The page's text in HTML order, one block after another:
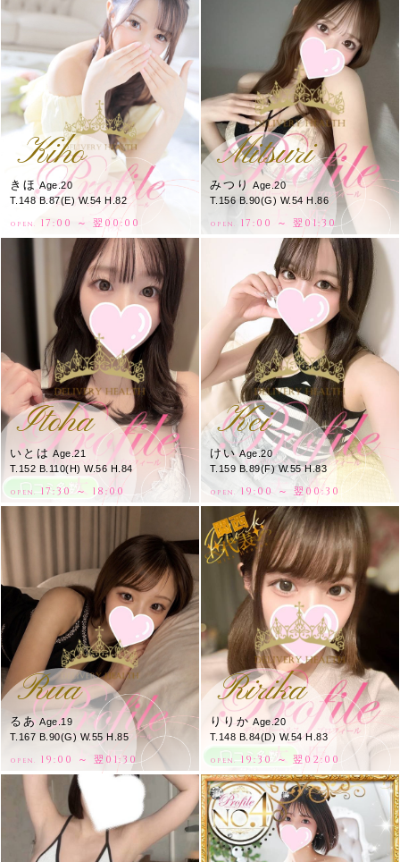
Kiho
きほ Age.20
T.148 B.87(E) W.54 H.82
OPEN. 17:00 ～ 翌00:00
Mitsuri
みつりAge.20
T.156 B.90(G) W.54 H.86
OPEN. 17:00 ～ 翌01:30
Itoha
いとは Age.21
T.152 B.110(H) W.56 H.84
OPEN. 17:30 ～ 18:00
Kei
けいAge.20
T.159 B.89(F) W.55 H.83
OPEN. 19:00 ～ 翌00:30
Rua
るあ Age.19
T.167 B.90(G) W.55 H.85
OPEN. 19:00 ～ 翌01:30
Ririka
りりかAge.20
T.148 B.84(D) W.54 H.83
OPEN. 19:30 ～ 翌02:00